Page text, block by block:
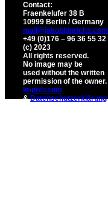
Contact:
Fraenkelufer 38 B
10999 Berlin / Germany
mail@jakobhinrichs.com
+49 (0)176 – 96 36 55 32
(c) 2023
All rights reserved.
No image may be
used without the written
permission of the owner.
Impressum
&Datenschutzerklärung